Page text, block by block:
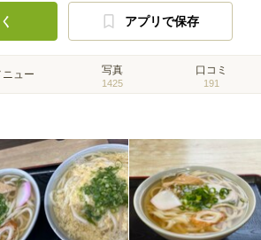
アプリで保存
ニュー 写真
1425
口コミ
191